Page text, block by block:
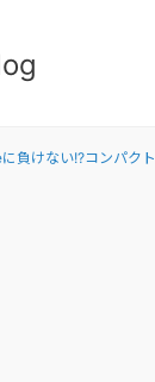
負けない!?コンパク